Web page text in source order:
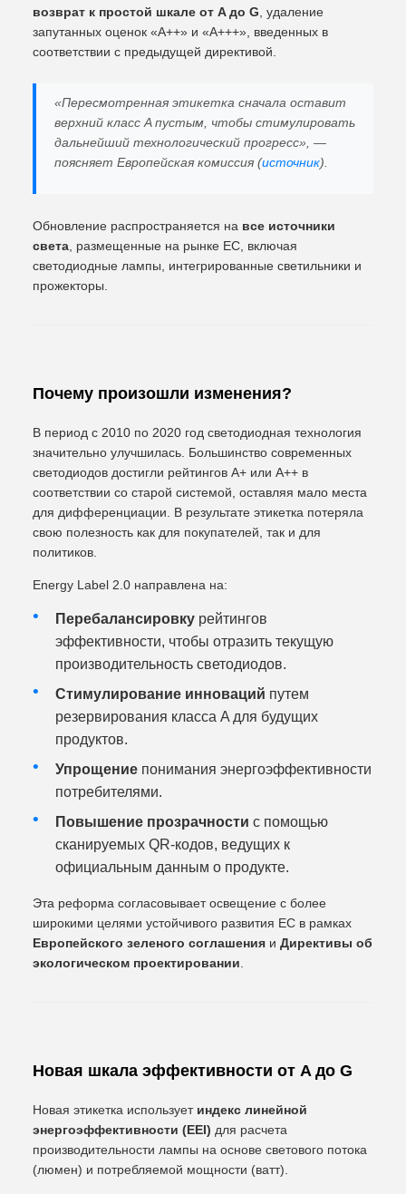
возврат к простой шкале от A до G , удаление
запутанных оценок «A++» и «A+++», введенных в
соответствии с предыдущей директивой.
«Пересмотренная этикетка сначала оставит
верхний класс A пустым, чтобы стимулировать
дальнейший технологический прогресс», —
поясняет Европейская комиссия (источник).
Обновление распространяется на все источники
света , размещенные на рынке ЕС, включая
светодиодные лампы, интегрированные светильники и
прожекторы.
Почему произошли изменения?
В период с 2010 по 2020 год светодиодная технология
значительно улучшилась. Большинство современных
светодиодов достигли рейтингов A+ или A++ в
соответствии со старой системой, оставляя мало места
для дифференциации. В результате этикетка потеряла
свою полезность как для покупателей, так и для
политиков.
Energy Label 2.0 направлена на:
Перебалансировку рейтингов
эффективности, чтобы отразить текущую
производительность светодиодов.
Стимулирование инноваций путем
резервирования класса A для будущих
продуктов.
Упрощение понимания энергоэффективности
потребителями.
Повышение прозрачности с помощью
сканируемых QR-кодов, ведущих к
официальным данным о продукте.
Эта реформа согласовывает освещение с более
широкими целями устойчивого развития ЕС в рамках
Европейского зеленого соглашения и Директивы об
экологическом проектировании.
Новая шкала эффективности от A до G
Новая этикетка использует индекс линейной
энергоэффективности (EEI) для расчета
производительности лампы на основе светового потока
(люмен) и потребляемой мощности (ватт).